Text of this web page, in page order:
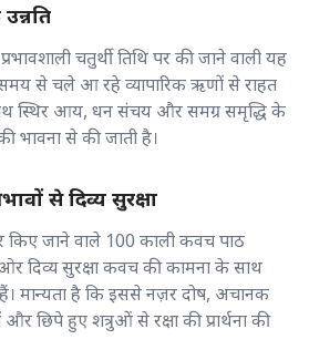
प्रभावशाली चतुर्थी तिथि पर की जाने वाली यह
से चले आ रहे व्यापारिक ऋणों से राहत
स्थिर आय, धन संचय और समग्र समृद्धि के
भावना से की जाती है।
से दिव्य सुरक्षा
किए जाने वाले 100 काली कवच पाठ
ओर दिव्य सुरक्षा कवच की कामना के साथ
मान्यता है कि इससे नज़र दोष, अचानक
छिपे हुए शत्रुओं से रक्षा की प्रार्थना की